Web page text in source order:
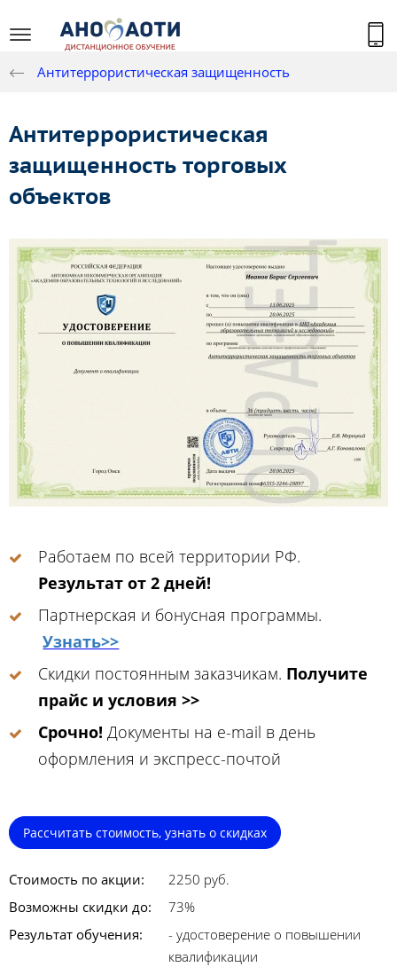
Антитеррористическая защищенность
Антитеррористическая
защищенность торговых
объектов
Работаем по всей территории РФ.
Результат от 2 дней!
Партнерская и бонусная программы.
Узнать>>
Скидки постоянным заказчикам. Получите
прайс и условия >>
Срочно! Документы на e-mail в день
оформления и экспресс-почтой
Рассчитать стоимость, узнать о скидках
Стоимость по акции:
2250 руб.
Возможны скидки до:
73%
Результат обучения:
- удостоверение о повышении
квалификации